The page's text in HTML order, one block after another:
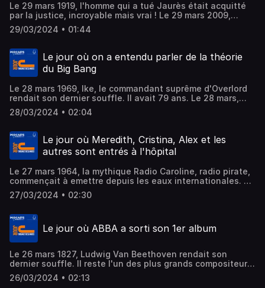
Le 29 mars 1919, l'homme qui a tué Jaurès était acquitté
par la justice, incroyable mais vrai ! Le 29 mars 2009,
Maurice Jarre nous quittait. Il était le père de Jean Michel
Jarre mais aussi un incroyable compositeur de musiques
1er album et le grand public découvrait Gims et Black M
29/03/2024 • 01:44
Le jour où on a entendu parler de la théorie
du Big Bang
Le 28 mars 1969, Ike, le commandant suprême d'Overlord
rendait son dernier souffle. Il avait 79 ans. Le 28 mars,
c'est aussi la journée du Big Bang, c'est un 28 mars qu'on
a entendu pour la première fois cette expression à la BBC.
attend de nouveau au cinéma dans "Le Joker 2"
28/03/2024 • 02:04
Le jour où Meredith, Cristina, Alex et les
autres sont entrés à l'hôpital
Le 27 mars 1964, la mythique Radio Caroline, radio pirate,
commençait à emettre depuis les eaux internationales. Le
27 juin 2005 avait lieu la diffusion du premier épisode de
Grey's Anatomy sur ABC aux Etats-Unis. Enfin, le 27 mars
les cinéma français.
27/03/2024 • 02:30
Le jour où ABBA a sorti son 1er album
Le 26 mars 1827, Ludwig Van Beethoven rendait son
dernier souffle. Il reste l'un des plus grands compositeurs
de l'histoire. On célèbre aussi l'anniversaire de la sortie
de Ring Ring, 1er album d'ABBA, le 26 février 1973. Enfin,
26/03/2024 • 02:13